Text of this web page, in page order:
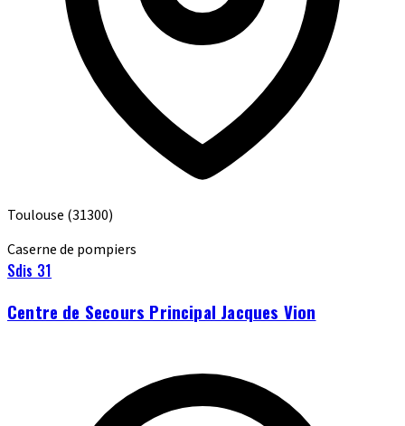
Toulouse (31300)
Caserne de pompiers
Sdis 31
Centre de Secours Principal Jacques Vion